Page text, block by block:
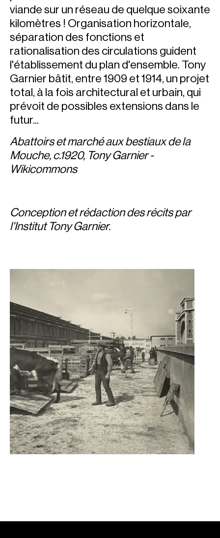
viande sur un réseau de quelque soixante
kilomètres ! Organisation horizontale,
séparation des fonctions et
rationalisation des circulations guident
l'établissement du plan d'ensemble. Tony
Garnier bâtit, entre 1909 et 1914, un projet
total, à la fois architectural et urbain, qui
prévoit de possibles extensions dans le
futur...
Abattoirs et marché aux bestiaux de la
Mouche, c.1920, Tony Garnier -
Wikicommons
Conception et rédaction des récits par
l'Institut Tony Garnier.